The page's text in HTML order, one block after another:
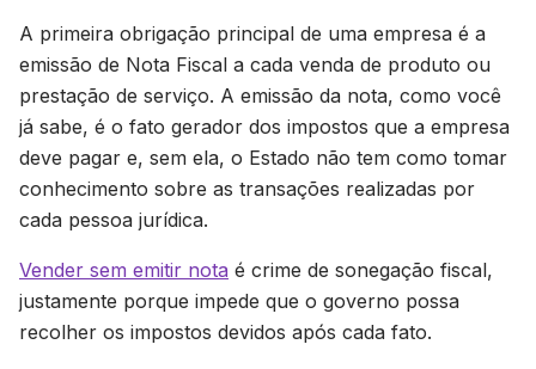
A primeira obrigação principal de uma empresa é a
emissão de Nota Fiscal a cada venda de produto ou
prestação de serviço. A emissão da nota, como você
já sabe, é o fato gerador dos impostos que a empresa
deve pagar e, sem ela, o Estado não tem como tomar
conhecimento sobre as transações realizadas por
cada pessoa jurídica.
Vender sem emitir nota é crime de sonegação fiscal,
justamente porque impede que o governo possa
recolher os impostos devidos após cada fato.